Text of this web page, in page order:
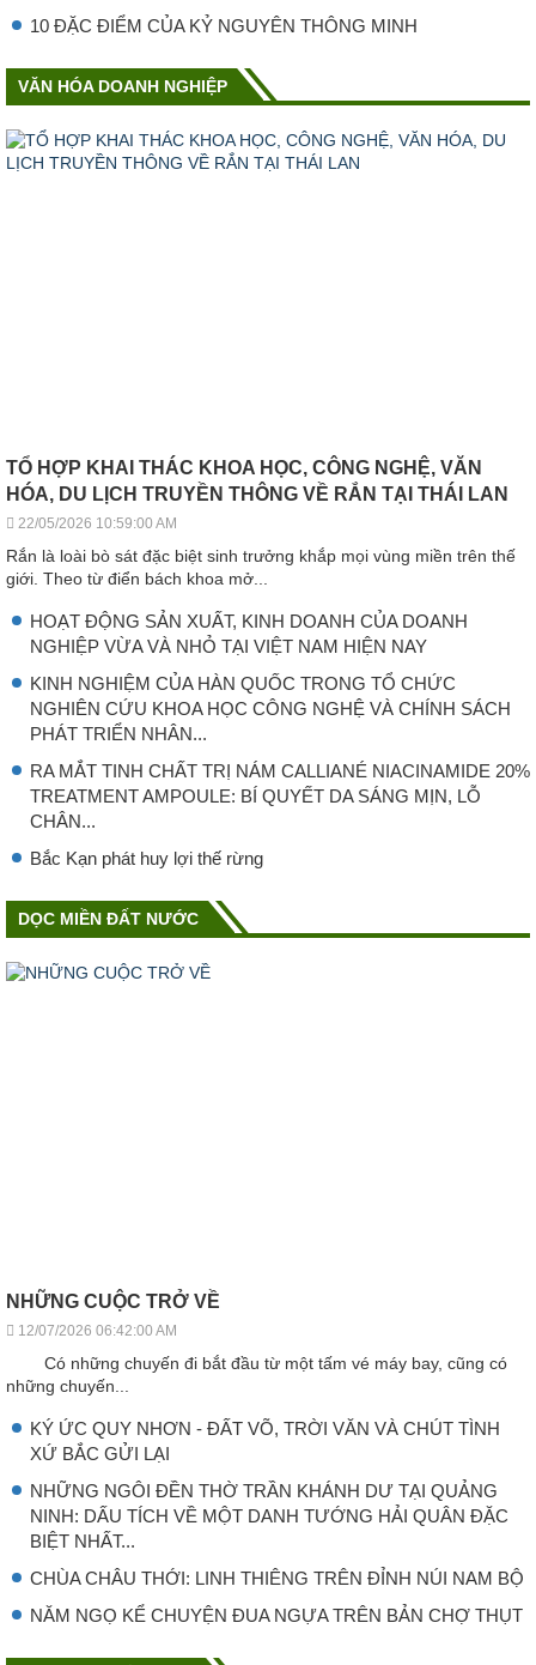
10 ĐẶC ĐIỂM CỦA KỶ NGUYÊN THÔNG MINH
VĂN HÓA DOANH NGHIỆP
TỔ HỢP KHAI THÁC KHOA HỌC, CÔNG NGHỆ, VĂN
HÓA, DU LỊCH TRUYỀN THÔNG VỀ RẮN TẠI THÁI LAN
22/05/2026 10:59:00 AM
Rắn là loài bò sát đặc biệt sinh trưởng khắp mọi vùng miền trên thế
giới. Theo từ điển bách khoa mở...
HOẠT ĐỘNG SẢN XUẤT, KINH DOANH CỦA DOANH
NGHIỆP VỪA VÀ NHỎ TẠI VIỆT NAM HIỆN NAY
KINH NGHIỆM CỦA HÀN QUỐC TRONG TỔ CHỨC
NGHIÊN CỨU KHOA HỌC CÔNG NGHỆ VÀ CHÍNH SÁCH
PHÁT TRIỂN NHÂN...
RA MẮT TINH CHẤT TRỊ NÁM CALLIANÉ NIACINAMIDE 20%
TREATMENT AMPOULE: BÍ QUYẾT DA SÁNG MỊN, LỖ
CHÂN...
Bắc Kạn phát huy lợi thế rừng
DỌC MIỀN ĐẤT NƯỚC
NHỮNG CUỘC TRỞ VỀ
12/07/2026 06:42:00 AM
Có những chuyến đi bắt đầu từ một tấm vé máy bay, cũng có
những chuyến...
KÝ ỨC QUY NHƠN - ĐẤT VÕ, TRỜI VĂN VÀ CHÚT TÌNH
XỨ BẮC GỬI LẠI
NHỮNG NGÔI ĐỀN THỜ TRẦN KHÁNH DƯ TẠI QUẢNG
NINH: DẤU TÍCH VỀ MỘT DANH TƯỚNG HẢI QUÂN ĐẶC
BIỆT NHẤT...
CHÙA CHÂU THỚI: LINH THIÊNG TRÊN ĐỈNH NÚI NAM BỘ
NĂM NGỌ KỂ CHUYỆN ĐUA NGỰA TRÊN BẢN CHỢ THỤT